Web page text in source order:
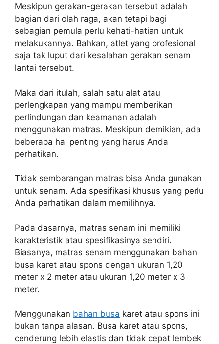
Meskipun gerakan-gerakan tersebut adalah
bagian dari olah raga, akan tetapi bagi
sebagian pemula perlu kehati-hatian untuk
melakukannya. Bahkan, atlet yang profesional
saja tak luput dari kesalahan gerakan senam
lantai tersebut.
Maka dari itulah, salah satu alat atau
perlengkapan yang mampu memberikan
perlindungan dan keamanan adalah
menggunakan matras. Meskipun demikian, ada
beberapa hal penting yang harus Anda
perhatikan.
Tidak sembarangan matras bisa Anda gunakan
untuk senam. Ada spesifikasi khusus yang perlu
Anda perhatikan dalam memilihnya.
Pada dasarnya, matras senam ini memiliki
karakteristik atau spesifikasinya sendiri.
Biasanya, matras senam menggunakan bahan
busa karet atau spons dengan ukuran 1,20
meter x 2 meter atau ukuran 1,20 meter x 3
meter.
Menggunakan bahan busa karet atau spons ini
bukan tanpa alasan. Busa karet atau spons,
cenderung lebih elastis dan tidak cepat lembek